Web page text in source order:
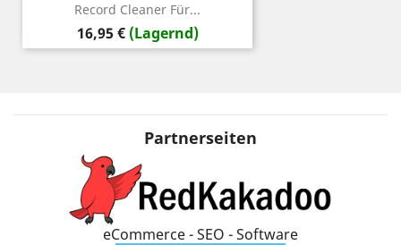
Record Cleaner Für...
Preis
16,95 € (Lagernd)
Partnerseiten
eCommerce - SEO - Software